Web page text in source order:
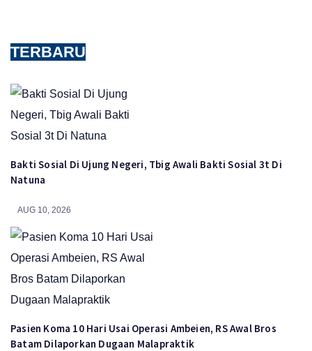
TERBARU
Bakti Sosial Di Ujung Negeri, Tbig Awali Bakti Sosial 3t Di
Natuna
AUG 10, 2026
Pasien Koma 10 Hari Usai Operasi Ambeien, RS Awal Bros
Batam Dilaporkan Dugaan Malapraktik